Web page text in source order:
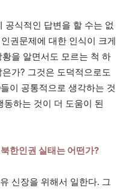
공식적인 답변을 할 수는 없
권문제에 대한 인식이 크게
을 알면서도 모르는 척 하
가? 그것은 도덕적으로도
이 공통적으로 생각하는 것
동하는 것이 더 도움이 된
한인권 실태는 어떤가?
신장을 위해서 일한다. 그